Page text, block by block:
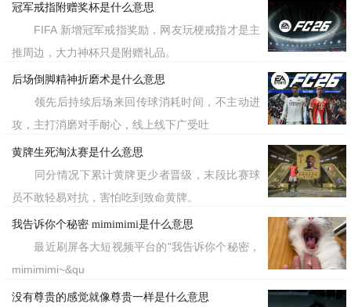
me”等表达形成对照，帮助学习者在跨文
化语境中掌握更自然、更地道的喜好表达
方式。
冠军戒指附赠奖杯是什么意思
FIFA 新增冠军戒指奖励，网友玩梗戒指才是主
推周边，大力神杯只是附赠礼品。
后场倒脚精神折磨术是什么意思
领先后持续后场来回传球消耗时间，不主动进
攻，主打消磨对手耐心，线上线下广受吐
黄牌生死淘汰赛是什么意思
同分情况下累计黄牌更少者晋级，末段比赛球
员不敢轻易对抗，害怕吃到致命黄牌。
我告诉你个秘密 mimimimi是什么意思
最近刷屏各大短视频平台的"我告诉你个秘密，
mimimimi~&qu
没有尊贵的感觉就像尊贵一样是什么意思